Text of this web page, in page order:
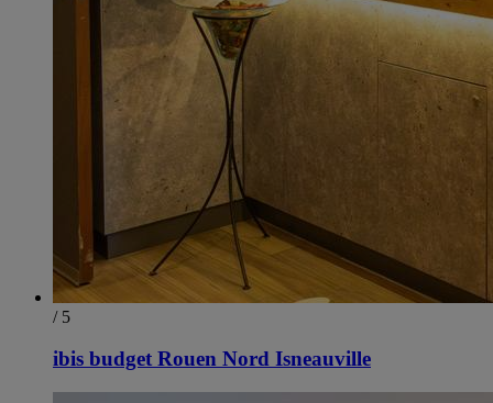
/ 5
ibis budget Rouen Nord Isneauville